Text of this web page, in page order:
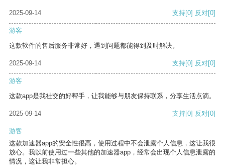
2025-09-14 支持[0] 反对[0]
游客
这款软件的售后服务非常好，遇到问题都能得到及时解决。
2025-09-14 支持[0] 反对[0]
游客
这款app是我社交的好帮手，让我能够与朋友保持联系，分享生活点滴。
2025-09-14 支持[0] 反对[0]
游客
这款加速器app的安全性很高，使用过程中不会泄露个人信息，这让我很
放心。我以前使用过一些其他的加速器app，经常会出现个人信息泄露的
情况，这让我非常担心。